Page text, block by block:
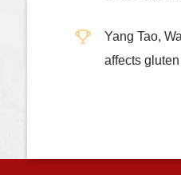
Yang Tao,
affects